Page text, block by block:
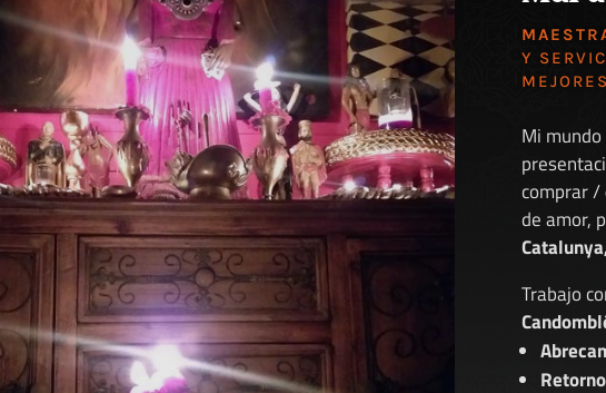
Y
MEJORES
Mi
comprar /
de amor,
Trabajo